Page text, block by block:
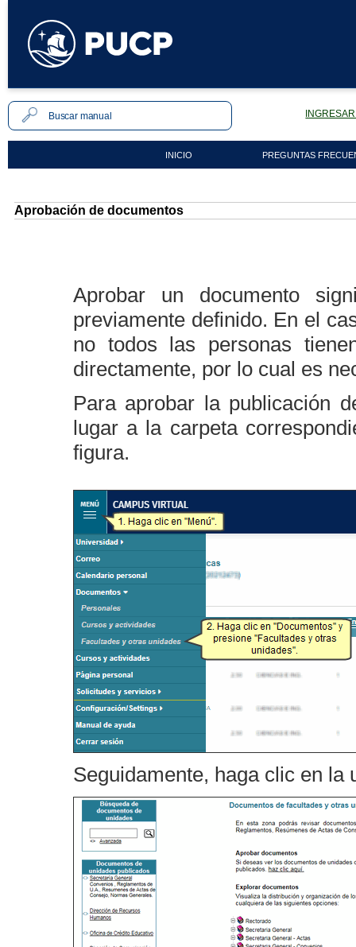
INICIO PREGUNTAS
Aprobación de documentos
Aprobar un documento
previamente definido. En el
no todos las personas
directamente, por lo cual es
Para aprobar la publicación
lugar a la carpeta
figura.
Seguidamente, haga clic en la